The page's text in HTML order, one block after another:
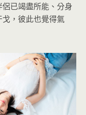
已竭盡所能、分身
，彼此也覺得氣